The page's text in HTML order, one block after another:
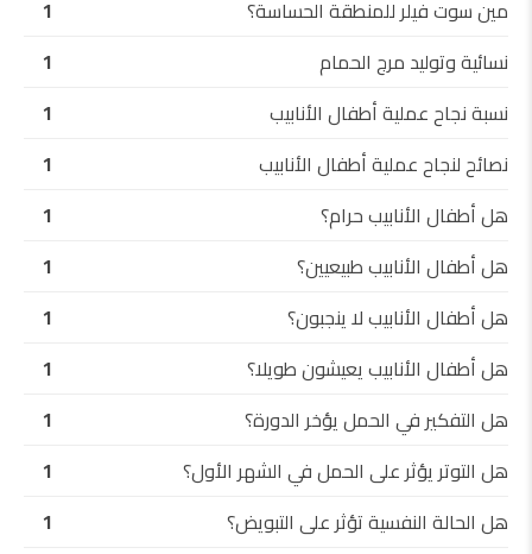
مين سوت فيلر للمنطقة الحساسة؟
1
نسائية وتوليد مرج الحمام
1
نسبة نجاح عملية أطفال الأنابيب
1
نصائح لنجاح عملية أطفال الأنابيب
1
هل أطفال الأنابيب حرام؟
1
هل أطفال الأنابيب طبيعيين؟
1
هل أطفال الأنابيب لا ينجبون؟
1
هل أطفال الأنابيب يعيشون طويلا؟
1
هل التفكير في الحمل يؤخر الدورة؟
1
هل التوتر يؤثر على الحمل في الشهر الأول؟
1
هل الحالة النفسية تؤثر على التبويض؟
1